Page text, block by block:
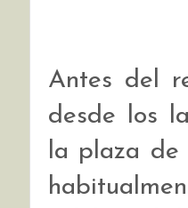
Antes del
desde los
la plaza